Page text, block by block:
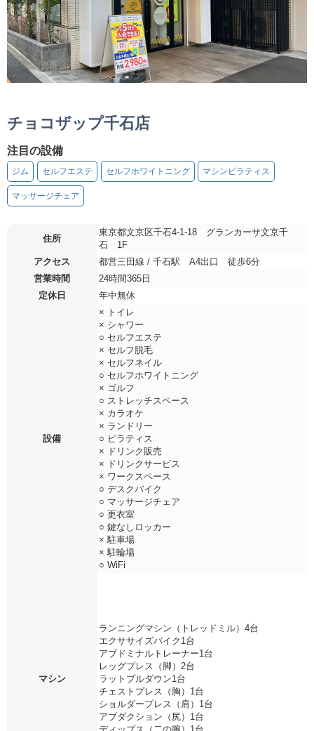
チョコザップ千石店
注目の設備
ジム セルフエステ セルフホワイトニング マシンピラティス
マッサージチェア
住所
東京都文京区千石4-1-18 グランカーサ文京千
石 1F
アクセス
都営三田線 / 千石駅 A4出口 徒歩6分
営業時間
24時間365日
定休日
年中無休
設備
× トイレ
× シャワー
○ セルフエステ
× セルフ脱毛
× セルフネイル
○ セルフホワイトニング
× ゴルフ
○ ストレッチスペース
× カラオケ
× ランドリー
○ ピラティス
× ドリンク販売
× ドリンクサービス
× ワークスペース
○ デスクバイク
○ マッサージチェア
○ 更衣室
○ 鍵なしロッカー
× 駐車場
× 駐輪場
○ WiFi
マシン
ランニングマシン（トレッドミル）4台
エクササイズバイク1台
アブドミナルトレーナー1台
レッグプレス（脚）2台
ラットプルダウン1台
チェストプレス（胸）1台
ショルダープレス（肩）1台
アブダクション（尻）1台